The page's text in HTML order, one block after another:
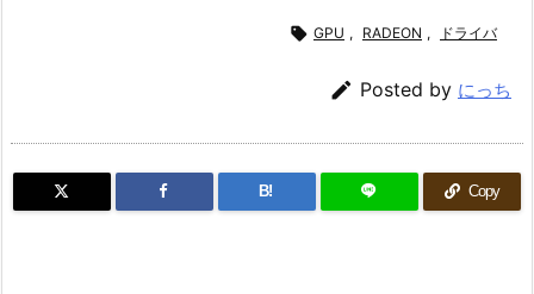
 GPU , RADEON , ドライバ
 Posted by にっち
B! Copy